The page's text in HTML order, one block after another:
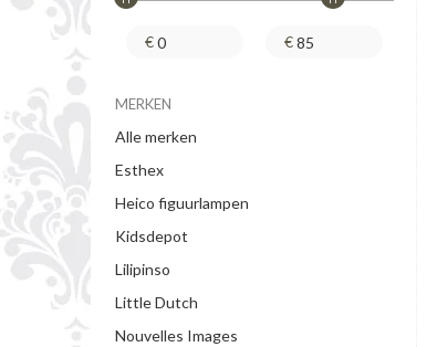
€ €
MERKEN
Alle merken
Esthex
Heico figuurlampen
Kidsdepot
Lilipinso
Little Dutch
Nouvelles Images